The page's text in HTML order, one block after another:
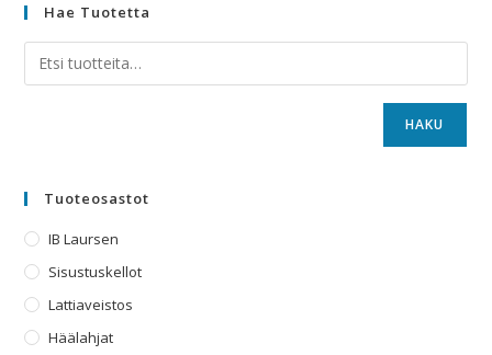
Hae Tuotetta
HAKU
Tuoteosastot
IB Laursen
Sisustuskellot
Lattiaveistos
Häälahjat